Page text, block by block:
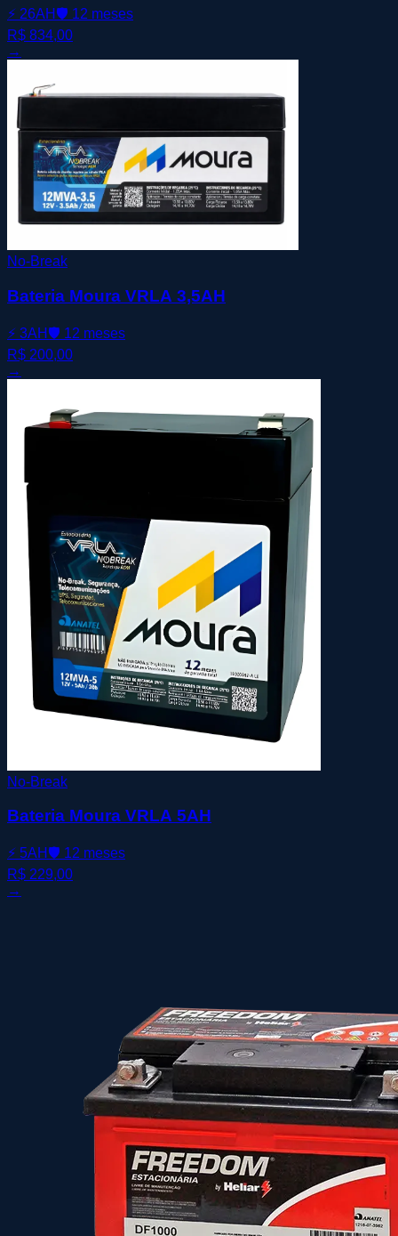
⚡ 26AH 🛡️ 12 meses
R$ 834,00
→
No-Break
Bateria Moura VRLA 3,5AH
⚡ 3AH 🛡️ 12 meses
R$ 200,00
→
No-Break
Bateria Moura VRLA 5AH
⚡ 5AH 🛡️ 12 meses
R$ 229,00
→